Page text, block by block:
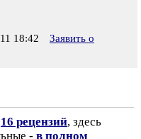
18:42
Заявить о
16 рецензий, здесь
- в полном